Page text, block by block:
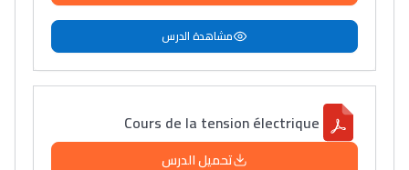
مشاهدة الدرس
Cours de la tension électrique
تحميل الدرس